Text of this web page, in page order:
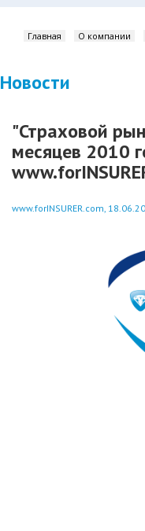
Главная О компании
Новости
"Страховой
месяцев 2010
www.forINSURER.com,